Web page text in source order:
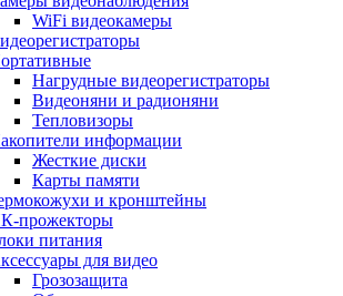
WiFi видеокамеры
Нагрудные видеорегистраторы
Видеоняни и радионяни
Тепловизоры
информации
Жесткие диски
Карты памяти
и кронштейны
прожекторы
питания
для видео
Грозозащита